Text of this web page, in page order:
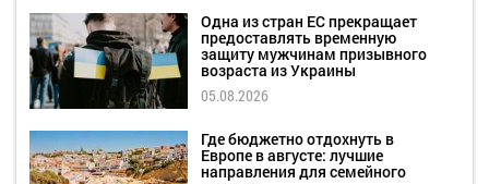
Одна из стран ЕС прекращает
предоставлять временную
защиту мужчинам призывного
возраста из Украины
05.08.2026
Где бюджетно отдохнуть в
Европе в августе: лучшие
направления для семейного